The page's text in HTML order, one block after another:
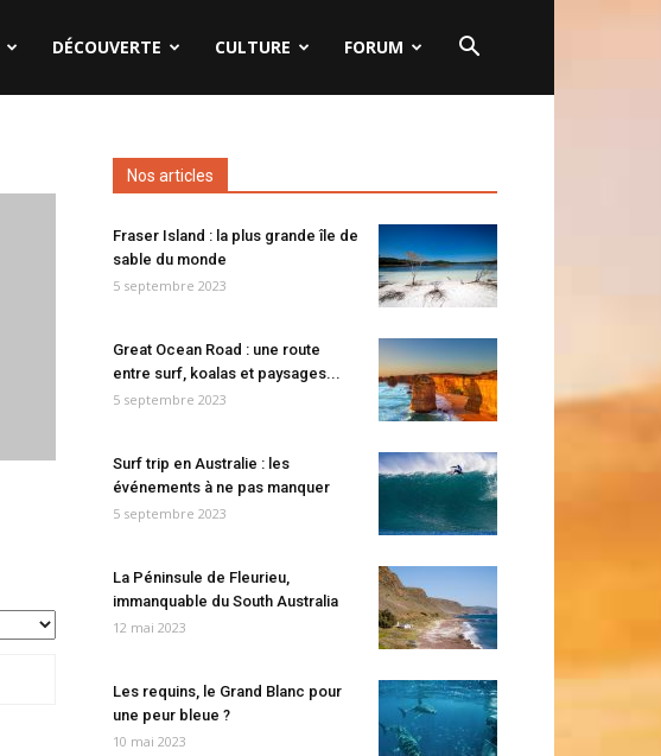
DÉCOUVERTE CULTURE FORUM
Nos articles
Fraser Island : la plus grande île de
sable du monde
5 septembre 2023
Great Ocean Road : une route
entre surf, koalas et paysages...
5 septembre 2023
Surf trip en Australie : les
événements à ne pas manquer
5 septembre 2023
La Péninsule de Fleurieu,
immanquable du South Australia
12 mai 2023
Les requins, le Grand Blanc pour
une peur bleue ?
10 mai 2023